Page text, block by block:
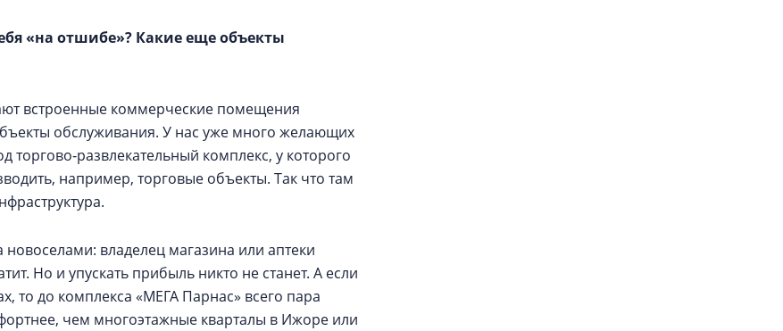
«на отшибе»? Какие еще объекты
встроенные коммерческие помещения
обслуживания. У нас уже много желающих
торгово‑развлекательный комплекс, у которого
например, торговые объекты. Так что там
новоселами: владелец магазина или аптеки
Но и упускать прибыль никто не станет. А если
то до комплекса «МЕГА Парнас» всего пара
чем многоэтажные кварталы в Ижоре или